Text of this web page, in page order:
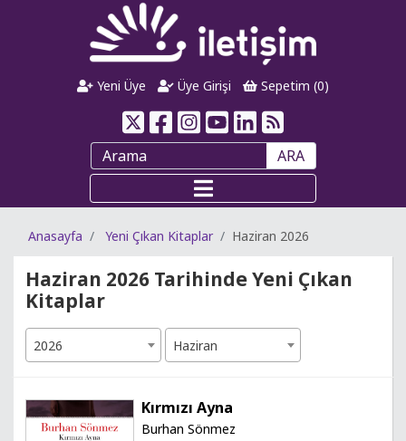
Yeni Üye Üye Girişi Sepetim (0)
ARA
Anasayfa Yeni Çıkan Kitaplar Haziran 2026
Haziran 2026 Tarihinde Yeni Çıkan
Kitaplar
2026 Haziran
Kırmızı Ayna
Burhan Sönmez